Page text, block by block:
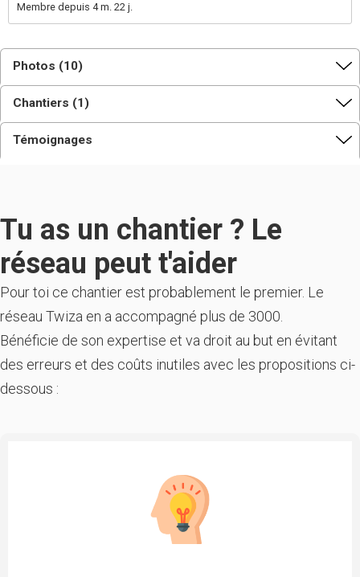
Membre depuis 4 m. 22 j.
Photos (10)
Chantiers (1)
Témoignages
Tu as un chantier ? Le
réseau peut t'aider
Pour toi ce chantier est probablement le premier. Le
réseau Twiza en a accompagné plus de 3000.
Bénéficie de son expertise et va droit au but en évitant
des erreurs et des coûts inutiles avec les propositions ci-
dessous :